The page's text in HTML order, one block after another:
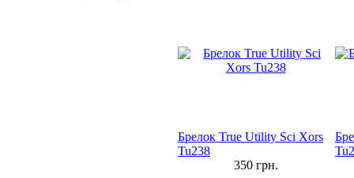
Брелок True Utility Sci Xors
Tu238
350грн.